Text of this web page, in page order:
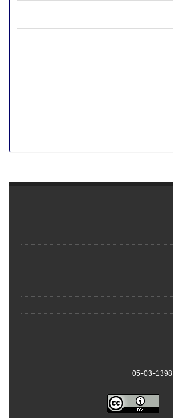
1398-03-05